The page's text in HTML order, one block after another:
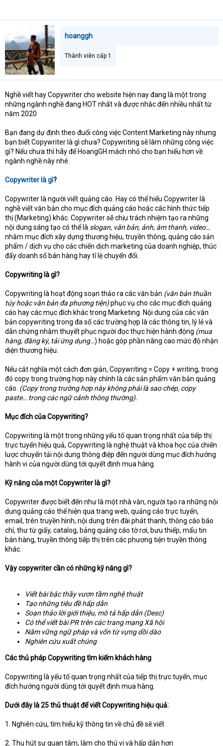
hoanggh
Thành viên cấp 1
Nghề viết hay Copywriter cho website hiện nay đang là một trong
những ngành nghề đang HOT nhất và được nhắc đến nhiều nhất từ
năm 2020
Bạn đang dự định theo đuổi công việc Content Marketing này nhưng
bạn biết Copywriter là gì chưa? Copywriting sẽ làm những công việc
gì? Nếu chưa thì hãy để HoangGH mách nhỏ cho bạn hiểu hơn về
ngành nghề này nhé.
Copywriter là gì?
Copywriter là người viết quảng cáo. Hay có thể hiểu Copywriter là
nghề viết văn bản cho mục đích quảng cáo hoặc các hình thức tiếp
thị (Marketing) khác. Copywriter sẽ chịu trách nhiệm tạo ra những
nội dung sáng tạo có thể là slogan, văn bản, ảnh, âm thanh, video…
nhằm mục đích xây dựng thương hiệu, truyền thông, quảng cáo sản
phẩm / dịch vụ cho các chiến dịch marketing của doanh nghiệp, thúc
đẩy doanh số bán hàng hay tỉ lệ chuyển đổi.
Copywriting là gì?
Copywriting là hoạt động soạn thảo ra các văn bản (văn bản thuần
túy hoặc văn bản đa phương tiện)phục vụ cho các mục đích quảng
cáo hay các mục đích khác trong Marketing. Nội dung của các văn
bản copywriting trong đa số các trường hợp là các thông tin, lý lẻ và
dẫn chứng nhằm thuyết phục người đọc thực hiện hành động (mua
hàng, đăng ký, tải ứng dụng…) hoặc góp phần nâng cao mức độ nhận
diện thương hiệu.
Nếu cắt nghĩa một cách đơn giản, Copywriting = Copy + writing, trong
đó copy trong trường hợp này chính là các sản phẩm văn bản quảng
cáo. (Copy trong trường hợp này không phải là sao chép, copy
paste… trong các ngữ cảnh thông thường).
Mục đích của Copywriting?
Copywriting là một trong những yếu tố quan trọng nhất của tiếp thị
trực tuyến hiệu quả, Copywriting là nghệ thuật và khoa học của chiến
lược chuyển tải nội dung thông điệp đến người dùng mục đích hướng
hành vi của người dùng tới quyết định mua hàng.
Kỹ năng của một Copywriter là gì?
Copywriter được biết đến như là một nhà văn, người tạo ra những nội
dung quảng cáo thể hiện qua trang web, quảng cáo trực tuyến,
email, trên truyền hình, nội dung trên đài phát thanh, thông cáo báo
chí, thư từ giấy, catalog, bảng quảng cáo tờ rơi, bưu thiếp, mẩu tin
bán hàng, truyền thông tiếp thị trên các phương tiện truyền thông
khác.
Vậy copywriter cần có những kỹ năng gì?
Viết bài bậc thầy vươn tầm nghệ thuật
Tạo những tiêu đề hấp dẫn
Soạn thảo lời giới thiệu, mô tả hấp dẫn (Desc)
Có thể viết bài PR trên các trang mạng Xã hội
Nắm vững ngữ pháp và vốn từ vựng dồi dào
Nghiên cứu xuất chúng
Các thủ pháp Copywriting tìm kiếm khách hàng
Copywriting là yếu tố quan trọng nhất của tiếp thị trực tuyến, mục
đích hướng người dùng tới quyết định mua hàng.
Dưới đây là 25 thủ thuật để viết Copywriting hiệu quả:
1. Nghiên cứu, tìm hiểu kỹ thông tin về chủ đề sẽ viết
2. Thu hút sự quan tâm, làm cho thú vị và hấp dẫn hơn